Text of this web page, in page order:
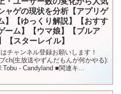
ャゲの現状を分析【アプリゲ
】【ゆっくり解説】【おすす
ーム】【ウマ娘】【ブルア
【スターレイル】
チャンネル登録お願いします！
ch(生放送やずんだもんが何かやる):
- Candyland ■関連キ...